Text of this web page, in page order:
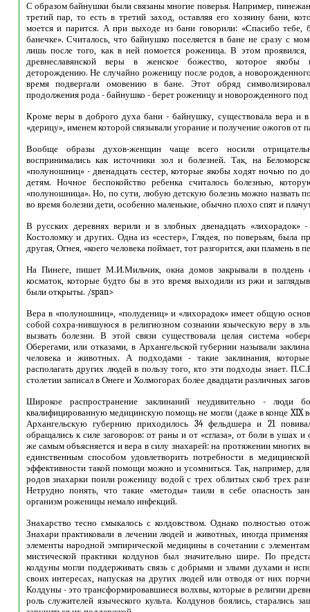
С образом байнушки были связаны многие поверья. Например,
третий пар, то есть в третий заход, оставляя его хозяину бани,
моется и парится. А при выходе из бани говорили: «Спасибо тебе,
банечке». Считалось, что байнушко поселяется в бане не сразу с
лишь после того, как в ней помоется роженица. В этом проявился,
древнеславянской веры в женское божество, которое якобы
деторождению. Не случайно роженицу после родов, а
время подвергали омовению в бане. Этот обряд
продолжения рода - байнушко - берет роженицу и новорожденного
Кроме веры в доброго духа бани - байнушку, существовала вера и
«дерицу», именем которой связывали угорание и получение ожогов от
Вообще образы духов-женщин чаще всего носили
воспринимались как источники зол и болезней. Так, на
«полуношниц» - двенадцать сестер, которые якобы ходят ночью по
детям. Ночное беспокойство ребенка считалось болезнью,
«полуношница». Но, по сути, любую детскую болезнь можно назвать
во время болезни дети, особенно маленькие, обычно плохо спят и
В русских деревнях верили и в злобных двенадцать «лихорадок»
Костоломку и других. Одна из «сестер», Глядея, по поверьям, была
другая, Огнея, «коего человека поймает, тот разгорится, аки пламень в
На Пинеге, пишет М.И.Мильчик, окна домов закрывали в полдень
косматок, которые будто бы в это время выходили из ржи и
были открыты. /span>
Вера в «полуношниц», «полудениц» и «лихорадок» имеет общую
собой сохра-нившуюся в религиозном сознании языческую веру в
вызвать болезни. В этой связи существовала целая система
Оберегами, или отказами, в Архангельской губернии называли
человека и животных. А подходами - такие заклинания,
располагать других людей в пользу того, кто эти подходы знает.
столетии записал в Онеге и Холмогорах более двадцати различных
Широкое распространение заклинаний неудивительно - люди
квалифицированную медицинскую помощь не могли (даже в конце XIX
Архангельскую губернию приходилось 34 фельдшера и 21
обращались к силе заговоров: от раны и от «сглаза», от боли в ушах
же самым объясняется и вера в силу знахарей: на протяжении многих
единственным способом удовлетворить потребности в
эффективности такой помощи можно и усомниться. Так, например,
родов знахарки поили роженицу водой с трех облитых скоб трех
Нетрудно понять, что такие «методы» таили в себе опасность
организм роженицы немало инфекций.
Знахарство тесно смыкалось с колдовством. Однако полностью
Знахари практиковали в лечении людей и животных, иногда
элементы народной эмпирической медицины в сочетании с
мистической практики колдунов был значительно шире. По
колдуны могли поддерживать связь с добрыми и злыми духами и
своих интересах, напуская на других людей или отводя от них
Колдуны - это трансформировавшиеся волхвы, которые в религии
роль служителей языческого культа. Колдунов боялись, старались